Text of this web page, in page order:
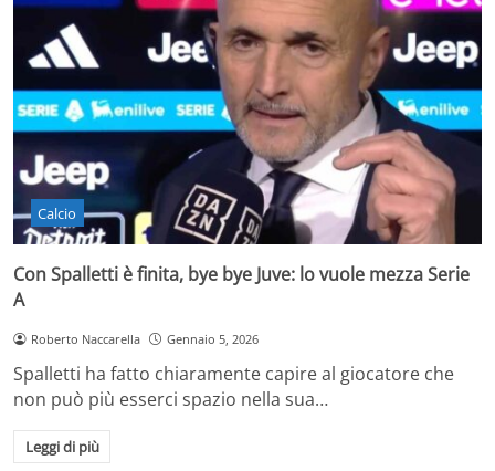
Calcio
Con Spalletti è finita, bye bye Juve: lo vuole mezza Serie
A
Roberto Naccarella Gennaio 5, 2026
Spalletti ha fatto chiaramente capire al giocatore che
non può più esserci spazio nella sua…
Leggi di più